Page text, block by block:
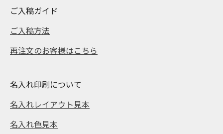
ご入稿ガイド
ご入稿方法
再注文のお客様はこちら
名入れ印刷について
名入れレイアウト見本
名入れ色見本